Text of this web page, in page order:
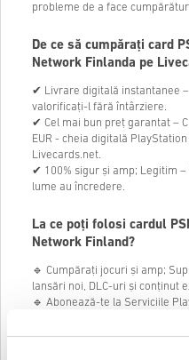
probleme de a face
De ce să cumpărați card
Network Finlanda pe
✔ Livrare digitală instantanee
valorificați-l fără întârziere.
✔ Cel mai bun preț garantat –
EUR - cheia digitală
Livecards.net.
✔ 100% sigur și amp; Legitim
lume au încredere.
La ce poți folosi cardul
Network Finland?
🔹 Cumpărați jocuri și amp;
lansări noi, DLC-uri și conținut
🔹 Abonează-te la Serviciile
🔹 Închiriați sau cumpărați